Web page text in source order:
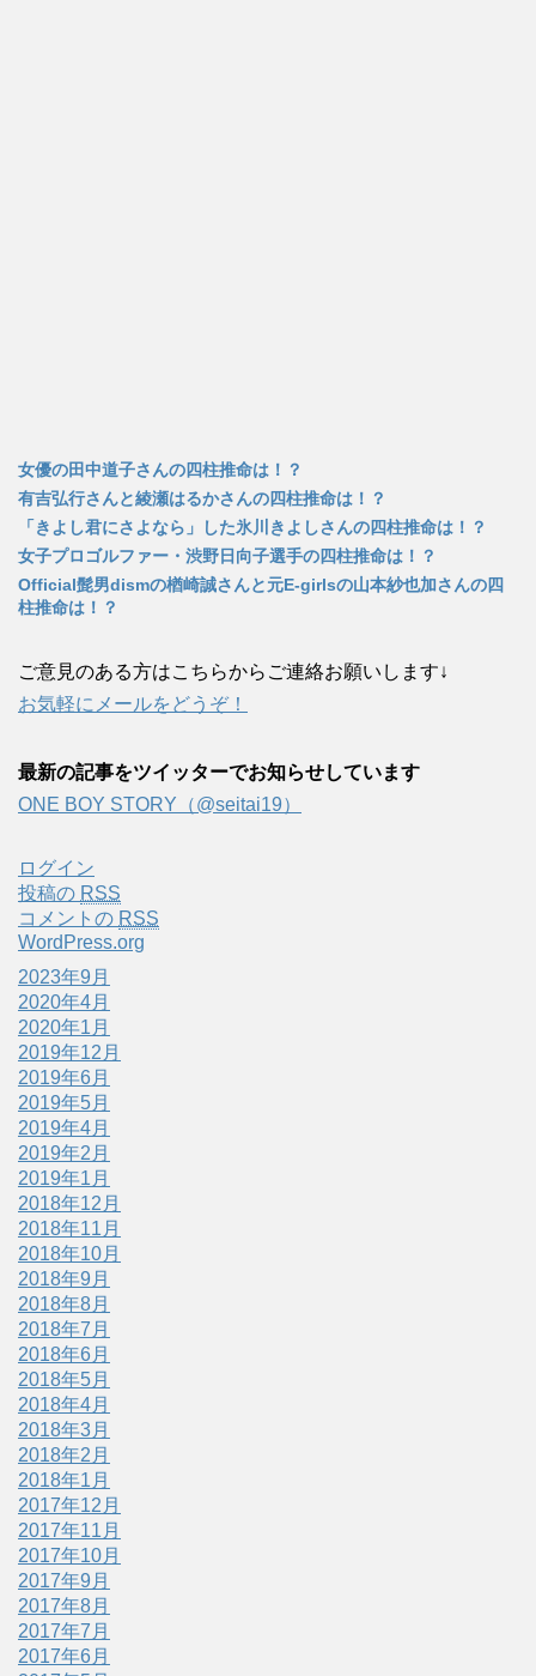
女優の田中道子さんの四柱推命は！？
有吉弘行さんと綾瀬はるかさんの四柱推命は！？
「きよし君にさよなら」した氷川きよしさんの四柱推命は！？
女子プロゴルファー・渋野日向子選手の四柱推命は！？
Official髭男dismの楢崎誠さんと元E-girlsの山本紗也加さんの四
柱推命は！？
ご意見のある方はこちらからご連絡お願いします↓
お気軽にメールをどうぞ！
最新の記事をツイッターでお知らせしています
ONE BOY STORY（@seitai19）
ログイン
投稿の RSS
コメントの RSS
WordPress.org
2023年9月
2020年4月
2020年1月
2019年12月
2019年6月
2019年5月
2019年4月
2019年2月
2019年1月
2018年12月
2018年11月
2018年10月
2018年9月
2018年8月
2018年7月
2018年6月
2018年5月
2018年4月
2018年3月
2018年2月
2018年1月
2017年12月
2017年11月
2017年10月
2017年9月
2017年8月
2017年7月
2017年6月